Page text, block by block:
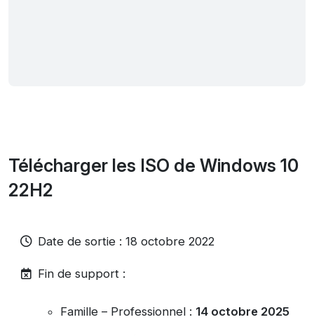
Télécharger les ISO de Windows 10
22H2
Date de sortie : 18 octobre 2022
Fin de support :
Famille – Professionnel : 14 octobre 2025